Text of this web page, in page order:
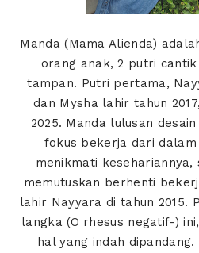
Manda (Mama Alienda)
orang anak, 2 putri
tampan. Putri pertama,
dan Mysha lahir tahun
2025. Manda lulusan
fokus bekerja dari dalam
menikmati
memutuskan berhenti
lahir Nayyara di tahun 2015.
langka (O rhesus negatif-)
hal yang indah